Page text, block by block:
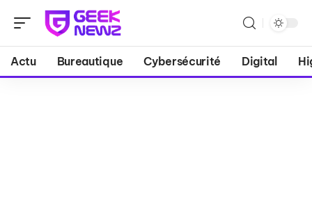
Actu Bureautique Cybersécurité Digital